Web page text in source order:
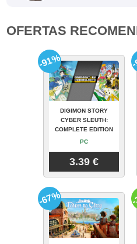
OFERTAS
DIGIMON STORY
CYBER SLEUTH:
COMPLETE EDITION
PC
3.39 €
-91%
-67%